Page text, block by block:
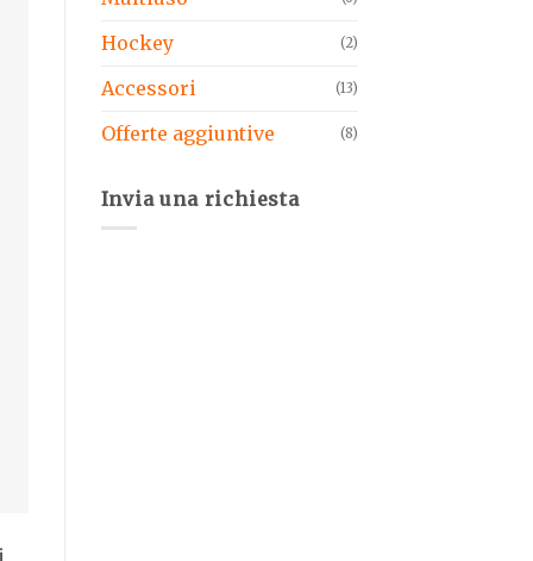
Hockey (2)
Accessori (13)
Offerte aggiuntive (8)
Invia una richiesta